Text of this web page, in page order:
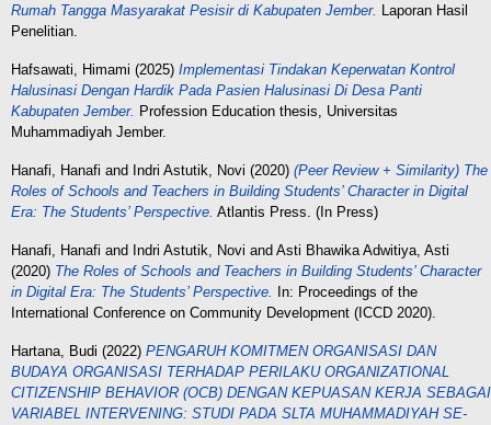
Rumah Tangga Masyarakat Pesisir di Kabupaten Jember. Laporan Hasil
Penelitian.
Hafsawati, Himami (2025) Implementasi Tindakan Keperwatan Kontrol
Halusinasi Dengan Hardik Pada Pasien Halusinasi Di Desa Panti
Kabupaten Jember. Profession Education thesis, Universitas
Muhammadiyah Jember.
Hanafi, Hanafi and Indri Astutik, Novi (2020) (Peer Review + Similarity) The
Roles of Schools and Teachers in Building Students’ Character in Digital
Era: The Students’ Perspective. Atlantis Press. (In Press)
Hanafi, Hanafi and Indri Astutik, Novi and Asti Bhawika Adwitiya, Asti
(2020) The Roles of Schools and Teachers in Building Students’ Character
in Digital Era: The Students’ Perspective.
In: Proceedings of the
International Conference on Community Development (ICCD 2020).
Hartana, Budi (2022) PENGARUH KOMITMEN ORGANISASI DAN
BUDAYA ORGANISASI TERHADAP PERILAKU ORGANIZATIONAL
CITIZENSHIP BEHAVIOR (OCB) DENGAN KEPUASAN KERJA SEBAGAI
VARIABEL INTERVENING: STUDI PADA SLTA MUHAMMADIYAH SE-